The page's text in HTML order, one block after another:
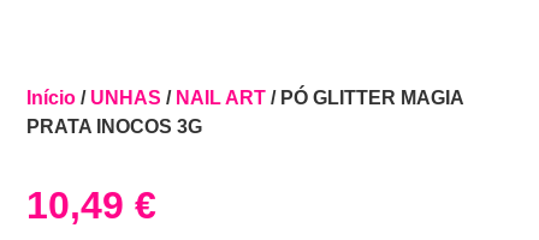
Início / UNHAS / NAIL ART / PÓ GLITTER MAGIA
PRATA INOCOS 3G
10,49€